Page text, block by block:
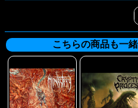
こちらの商品も一